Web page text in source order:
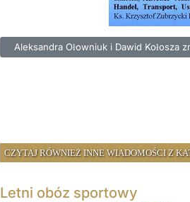
Poprzednia strona: Aleksandra Ołowniuk
Aleksandra Ołowniuk i Dawid Kołosza
CZYTAJ RÓWNIEŻ INNE WIADOMOŚCI Z
Letni obóz sportowy